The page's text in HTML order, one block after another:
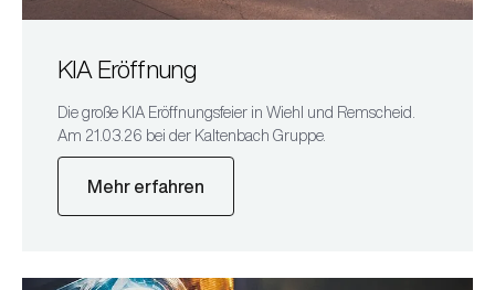
KIA Eröffnung
Die große KIA Eröffnungsfeier in Wiehl und Remscheid.
Am 21.03.26 bei der Kaltenbach Gruppe.
Mehr erfahren